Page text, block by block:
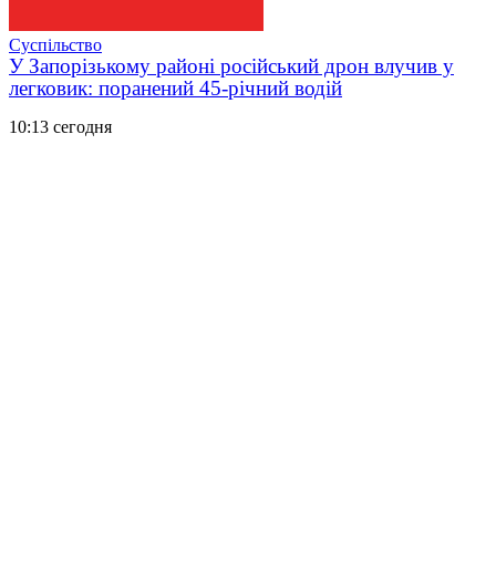
Суспільство
У Запорізькому районі російський дрон влучив у
легковик: поранений 45-річний водій
10:13 сегодня